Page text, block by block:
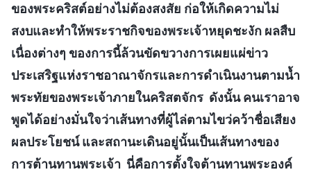
ของพระคริสต์อย่างไม่ต้องสงสัย ก่อให้เกิดความไม่
สงบและทำให้พระราชกิจของพระเจ้าหยุดชะงัก ผลสืบ
เนื่องต่างๆ ของการนี้ล้วนขัดขวางการเผยแผ่ข่าว
ประเสริฐแห่งราชอาณาจักรและการดำเนินงานตามน้ำ
พระทัยของพระเจ้าภายในคริสตจักร ดังนั้น คนเราอาจ
พูดได้อย่างมั่นใจว่าเส้นทางที่ผู้ไล่ตามไขว่คว้าชื่อเสียง
ผลประโยชน์ และสถานะเดินอยู่นั้นเป็นเส้นทางของ
การต้านทานพระเจ้า นี่คือการตั้งใจต้านทานพระองค์